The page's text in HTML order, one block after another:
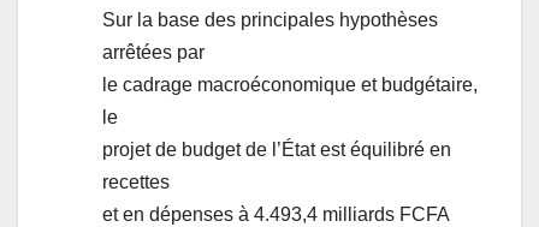
Sur la base des principales hypothèses
arrêtées par
le cadrage macroéconomique et budgétaire,
le
projet de budget de l’État est équilibré en
recettes
et en dépenses à 4.493,4 milliards FCFA